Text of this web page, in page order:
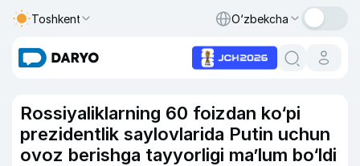
Toshkent O‘zbekcha
Rossiyaliklarning 60 foizdan ko‘pi
prezidentlik saylovlarida Putin uchun
ovoz berishga tayyorligi ma’lum bo‘ldi